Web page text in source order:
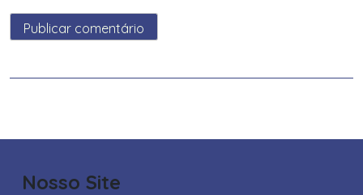
Nosso Site